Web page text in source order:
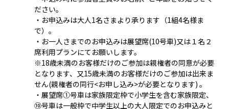
ださい。
・お申込みは大人1名さまより承ります（1組4名様ま
で）。
・お一人さまでのお申込みは展望席(10号車)又は１名２
席利用プランにてお願いします。
※18歳未満のお客様だけのご参加は親権者の同意が必要
となります、又15歳未満のお客様だけのご参加は出来ま
せん(親権者の同行<お申し込み>が必要となります) 。
・展望席①号車は家族限定枠で小学生を含む家族限定、
⑩号車は一般枠で中学生以上の大人限定でのお申込みと